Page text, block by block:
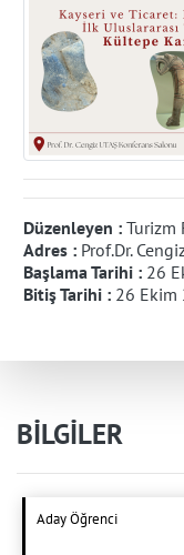
Düzenleyen : Turizm
Adres : Prof.Dr.
Başlama Tarihi : 26
Bitiş Tarihi : 26 Ekim
BİLGİLER
Aday Öğrenci